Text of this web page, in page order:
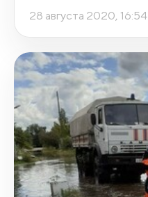
28 августа 2020, 16:54